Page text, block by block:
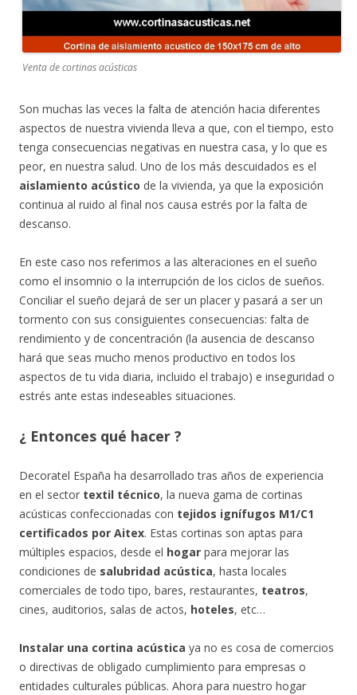
Venta de cortinas acústicas
Son muchas las veces la falta de atención hacia diferentes
aspectos de nuestra vivienda lleva a que, con el tiempo, esto
tenga consecuencias negativas en nuestra casa, y lo que es
peor, en nuestra salud. Uno de los más descuidados es el
aislamiento acústico de la vivienda, ya que la exposición
continua al ruido al final nos causa estrés por la falta de
descanso.
En este caso nos referimos a las alteraciones en el sueño
como el insomnio o la interrupción de los ciclos de sueños.
Conciliar el sueño dejará de ser un placer y pasará a ser un
tormento con sus consiguientes consecuencias: falta de
rendimiento y de concentración (la ausencia de descanso
hará que seas mucho menos productivo en todos los
aspectos de tu vida diaria, incluido el trabajo) e inseguridad o
estrés ante estas indeseables situaciones.
¿ Entonces qué hacer ?
Decoratel España ha desarrollado tras años de experiencia
en el sector textil técnico, la nueva gama de cortinas
acústicas confeccionadas con tejidos ignífugos M1/C1
certificados por Aitex. Estas cortinas son aptas para
múltiples espacios, desde el hogar para mejorar las
condiciones de salubridad acústica, hasta locales
comerciales de todo tipo, bares, restaurantes, teatros,
cines, auditorios, salas de actos, hoteles, etc…
Instalar una cortina acústica ya no es cosa de comercios
o directivas de obligado cumplimiento para empresas o
entidades culturales públicas. Ahora para nuestro hogar